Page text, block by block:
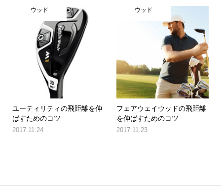
ウッド
ユーティリティの飛距離を伸
ばすためのコツ
2017.11.24
ウッド
フェアウェイウッドの飛距離
を伸ばすためのコツ
2017.11.23